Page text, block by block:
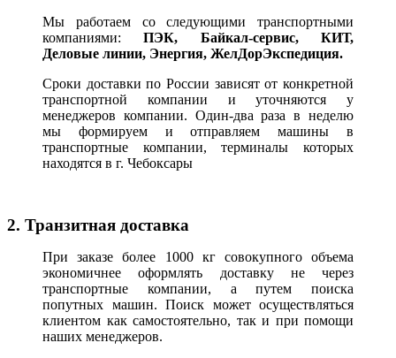
Мы работаем со следующими транспортными
компаниями:ПЭК, Байкал-сервис, КИТ,
Деловые линии, Энергия, ЖелДорЭкспедиция.
Сроки доставки по России зависят от конкретной
транспортной компании и уточняются у
менеджеров компании. Один-два раза в неделю
мы формируем и отправляем машины в
транспортные компании, терминалы которых
находятся в г. Чебоксары
2. Транзитная доставка
При заказе более 1000 кг совокупного объема
экономичнее оформлять доставку не через
транспортные компании, а путем поиска
попутных машин. Поиск может осуществляться
клиентом как самостоятельно, так и при помощи
наших менеджеров.